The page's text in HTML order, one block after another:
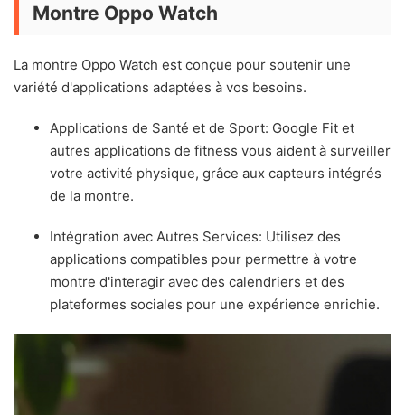
Montre Oppo Watch
La montre Oppo Watch est conçue pour soutenir une
variété d'applications adaptées à vos besoins.
Applications de Santé et de Sport: Google Fit et
autres applications de fitness vous aident à surveiller
votre activité physique, grâce aux capteurs intégrés
de la montre.
Intégration avec Autres Services: Utilisez des
applications compatibles pour permettre à votre
montre d'interagir avec des calendriers et des
plateformes sociales pour une expérience enrichie.